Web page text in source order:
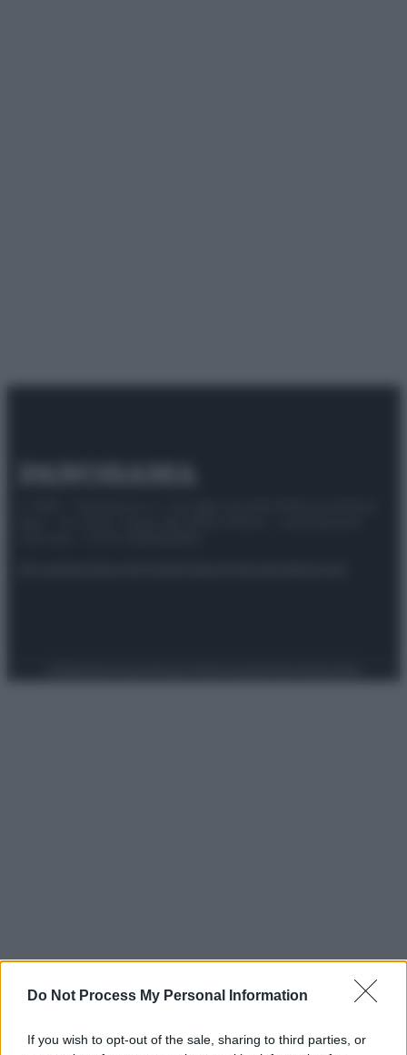
Do Not Process My Personal Information
If you wish to opt-out of the sale, sharing to third parties, or